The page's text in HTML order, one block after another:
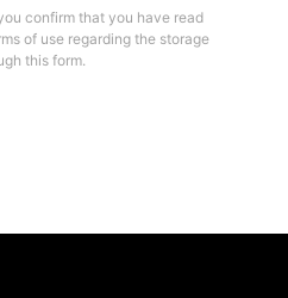
confirm that you have read
of use regarding the storage
this form.